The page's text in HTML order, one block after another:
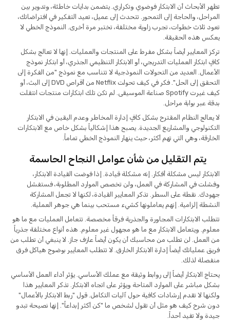
تظهر الأبحاث أن الابتكار فوضوي وتكراري. يتضمن بدايات خاطئة، وتدوير بين
المراحل، والحاجة إلى التمحور. تتحدث إلى عميل، تعيد التفكير في افتراضاتك،
تعود ثلاث خطوات، تجرب زاوية مختلفة، تختبر مرة أخرى. النموذج الخطي لا
يعكس هذه الحقيقة.
تركز المعايير أيضاً بشكل مفرط على المنتجات والعمليات. إنها لا تعالج بشكل
كافٍ ابتكار العمليات التدريجي، أو الابتكار التنظيمي الجذري، أو ابتكار نموذج
الأعمال. العديد من التحولات النموذجية لا تتناسب مع نموذج "من الفكرة إلى
التحقق إلى الحل". فكر في كيف تحولت Netflix من أقراص DVD إلى البث، أو
كيف غيرت Spotify صناعة الموسيقى. لم تكن تلك ابتكارات منتجات انتقلت
بدقة عبر بوابة مراحل.
لا يعالج النظام المقترح بشكل كافٍ إدارة المخاطر وعدم اليقين في الابتكار
التكنولوجي والمشاريع الجديدة. يصبح هذا إشكالياً بشكل خاص مع الابتكارات
الخارقة، وهي التي تهم أكثر، حيث ينهار النموذج الخطي تماماً.
يتم التقليل من شأن عوامل النجاح الحاسمة
الابتكار ليس مشكلة أفكار. إنه مشكلة قيادة. إذا فوضت القيادة الابتكار،
وفشلت في المشاركة في العمل، ولن تخصص الموارد المطلوبة، فستفشل
جهودك. نقطة على السطر. تذكر المعايير القيادة، لكنها لا تجعل المشاركة
النشطة إلزامية. إنهم يعاملونها كشيء مستحب بينما هي جوهر العملية.
تتطلب الابتكارات المجاورة والجذرية فرقاً مخصصة. تتعامل العمليات مع ما هو
معلوم. ويتعامل الابتكار مع ما هو مجهول غير معلوم. هذه أنواع مختلفة جذرياً
من العمل. لن تطلب من محاسبك أن يكون أيضاً عازف جاز. لا ينبغي أن تطلب من
فريق عملياتك أيضاً إدارة الابتكار الخارق. لا تتطلب المعايير بوضوح هياكل فرق
منفصلة لذلك.
يحتاج الابتكار أيضاً إلى روابط وثيقة مع عملك الأساسي. يؤثر أداء العمل الأساسي
بشكل مباشر على الموارد المتاحة ويؤثر على اتجاه الابتكار. تذكر المعايير هذا
ولكنها لا تقدم إرشادات كافية حول آليات التكامل. قول "ربط الابتكار بالأعمال"
دون شرح كيف هو مثل أن تقول لشخص ما "كن أكثر إبداعاً". إنها نصيحة تبدو
جيدة ولا تفيد أحداً.